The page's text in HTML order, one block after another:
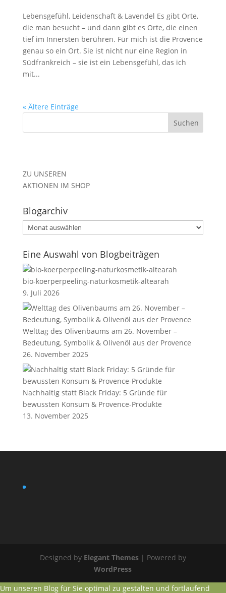
Lebensgefühl, Leidenschaft & Lavendel Es gibt Orte,
die man besucht – und dann gibt es Orte, die einen
tief im Innersten berühren. Für mich ist die Provence
genau so ein Ort. Sie ist nicht nur eine Region in
Südfrankreich – sie ist ein Lebensgefühl, das ich
mit...
« Ältere Einträge
ZU UNSEREN
AKTIONEN IM SHOP
Blogarchiv
Blogarchiv
Eine Auswahl von Blogbeiträgen
bio-koerperpeeling-naturkosmetik-altearah
9. Juli 2026
Welttag des Olivenbaums am 26. November –
Bedeutung, Symbolik & Olivenöl aus der Provence
26. November 2025
Nachhaltig statt Black Friday: 5 Gründe für
bewussten Konsum & Provence-Produkte
13. November 2025
Designed by Elegant Themes| Powered by
WordPress
Um unseren Blog für Sie optimal zu gestalten und fortlaufend